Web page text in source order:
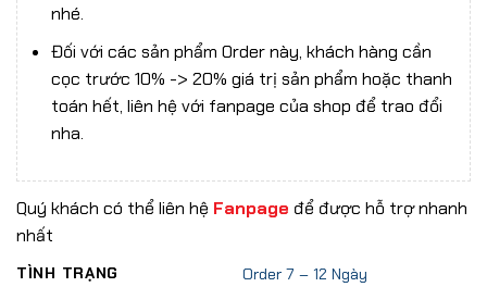
nhé.
Đối với các sản phẩm Order này, khách hàng cần
cọc trước 10% -> 20% giá trị sản phẩm hoặc thanh
toán hết, liên hệ với fanpage của shop để trao đổi
nha.
Quý khách có thể liên hệ Fanpage để được hỗ trợ nhanh
nhất
TÌNH TRẠNG Order 7 – 12 Ngày